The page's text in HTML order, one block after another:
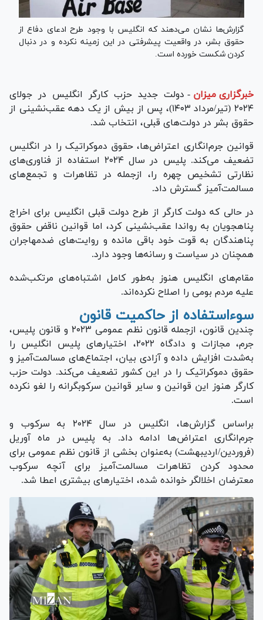
گزارش‌ها نشان می‌دهند که انگلیس با وجود طرح ادعای دفاع از
حقوق بشر، در واقعیت پیشرفتی در این زمینه نکرده و در دنبال
کردن شکست خورده است.
خبرگزاری میزان - دولت جدید حزب کارگر انگلیس در جولای
۲۰۲۴ (تیر/مرداد ۱۴۰۳)، پس از بیش از یک دهه عقب‌نشینی از
حقوق بشر در دولت‌های قبلی، انتخاب شد.
قوانین جرم‌انگاری اعتراض‌ها، حقوق دموکراتیک را در انگلیس
تضعیف می‌کند. پلیس در سال ۲۰۲۴ استفاده از فناوری‌های
نظارتی تشخیص چهره را، ازجمله در تظاهرات و تجمع‌های
مسالمت‌آمیز گسترش داد.
در حالی که دولت کارگر از طرح دولت قبلی انگلیس برای اخراج
پناهجویان به رواندا عقب‌نشینی کرد، اما قوانین ناقض حقوق
پناهندگان به قوت خود باقی مانده و روایت‌های ضدمهاجران
همچنان در سیاست و رسانه‌ها وجود دارد.
مقام‌های انگلیس هنوز به‌طور کامل اشتباه‌های مرتکب‌شده
علیه مردم بومی را اصلاح نکرده‌اند.
سوءاستفاده از حاکمیت قانون
چندین قانون، ازجمله قانون نظم عمومی ۲۰۲۳ و قانون پلیس،
جرم، مجازات و دادگاه ۲۰۲۲، اختیار‌های پلیس انگلیس را
به‌شدت افزایش داده و آزادی بیان، اجتماع‌های مسالمت‌آمیز و
حقوق دموکراتیک را در این کشور تضعیف می‌کند. دولت حزب
کارگر هنوز این قوانین و سایر قوانین سرکوبگرانه را لغو نکرده
است.
براساس گزارش‌ها، انگلیس در سال ۲۰۲۴ به سرکوب و
جرم‌انگاری اعتراض‌ها ادامه داد. به پلیس در ماه آوریل
(فروردین/اردیبهشت) به‌عنوان بخشی از قانون نظم عمومی برای
محدود کردن تظاهرات مسالمت‌آمیز برای آنچه سرکوب
معترضان اخلالگر خوانده شده، اختیار‌های بیشتری اعطا شد.